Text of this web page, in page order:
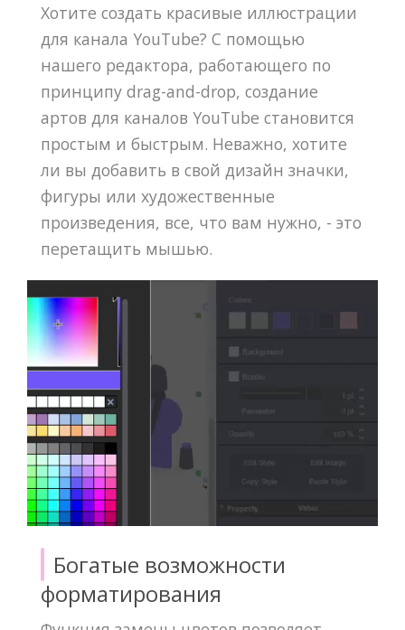
Хотите создать красивые иллюстрации
для канала YouTube? С помощью
нашего редактора, работающего по
принципу drag-and-drop, создание
артов для каналов YouTube становится
простым и быстрым. Неважно, хотите
ли вы добавить в свой дизайн значки,
фигуры или художественные
произведения, все, что вам нужно, - это
перетащить мышью.
Богатые возможности
форматирования